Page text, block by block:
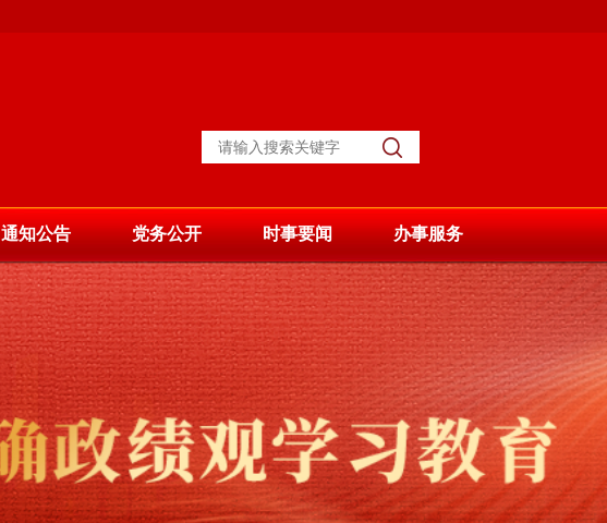
通知公告 党务公开 时事要闻 办事服务